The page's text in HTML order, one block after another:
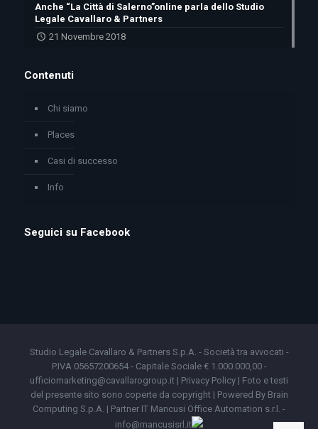
Anche “La Città di Salerno”online parla dello Studio
Legale Cavallaro & Partners
21 Novembre 2018
Contenuti
Chi siamo
Places
Casi di successo
Info
Seguici su Facebook
Studio Legale Cavallaro & Partners S.p.A. - Società tra avvocati -
P.IVA 05657200654 - Capitale Sociale € 1.000.000,00 -
ufficiomarketing@cavallarogroup.it | Privacy Policy | Foto e testi
del presente sito sono coperte da copyright | Powered By Brain
Computing S.p.A. | Partner IT Mancusi Office Automation s.r.l. -
info@mancusisrl.it